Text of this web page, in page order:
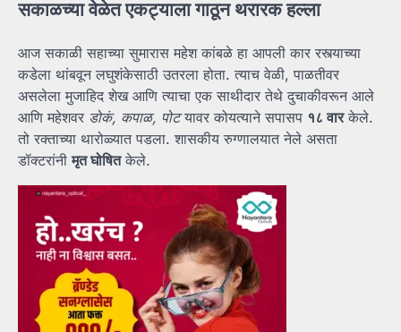
सकाळच्या वेळेत एकट्याला गाठून थरारक हल्ला
आज सकाळी सहाच्या सुमारास महेश कांबळे हा आपली कार रस्त्याच्या
कडेला थांबवून लघुशंकेसाठी उतरला होता. त्याच वेळी, पाळतीवर
असलेला मुजाहिद शेख आणि त्याचा एक साथीदार तेथे दुचाकीवरून आले
आणि महेशवर डोकं, कपाळ, पोटयावर कोयत्याने सपासप १८ वारकेले.
तो रक्ताच्या थारोळ्यात पडला. शासकीय रुग्णालयात नेले असता
डॉक्टरांनीमृत घोषितकेले.